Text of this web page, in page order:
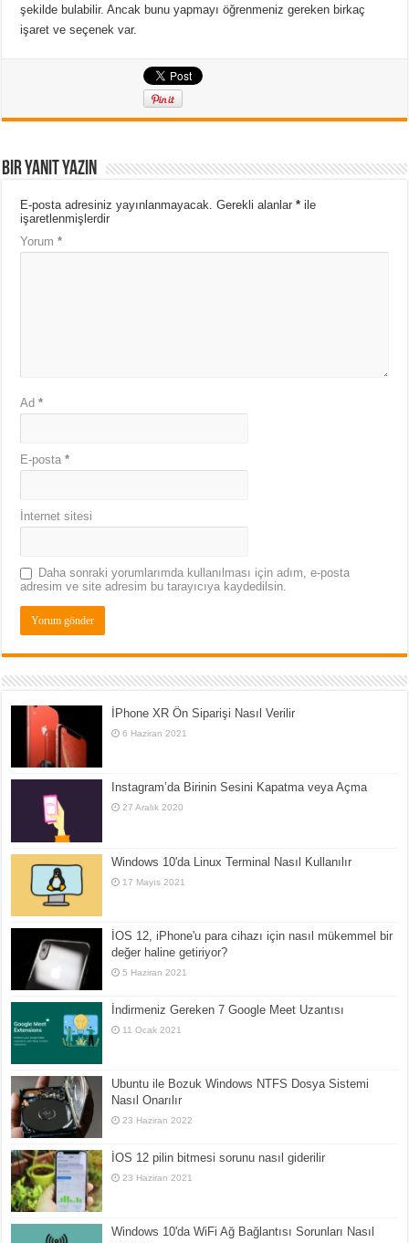
şekilde bulabilir.Ancak bunu yapmayı öğrenmeniz gereken birkaç
işaret ve seçenek var.
Bir yanıt yazın
E-posta adresiniz yayınlanmayacak. Gerekli alanlar* ile
işaretlenmişlerdir
Yorum*
Ad*
E-posta*
İnternet sitesi
Daha sonraki yorumlarımda kullanılması için adım, e-posta
adresim ve site adresim bu tarayıcıya kaydedilsin.
İPhone XR Ön Siparişi Nasıl Verilir
6 Haziran 2021
Instagram’da Birinin Sesini Kapatma veya Açma
27 Aralık 2020
Windows 10'da Linux Terminal Nasıl Kullanılır
17 Mayıs 2021
İOS 12, iPhone'u para cihazı için nasıl mükemmel bir
değer haline getiriyor?
5 Haziran 2021
İndirmeniz Gereken 7 Google Meet Uzantısı
11 Ocak 2021
Ubuntu ile Bozuk Windows NTFS Dosya Sistemi
Nasıl Onarılır
23 Haziran 2022
İOS 12 pilin bitmesi sorunu nasıl giderilir
23 Haziran 2021
Windows 10'da WiFi Ağ Bağlantısı Sorunları Nasıl